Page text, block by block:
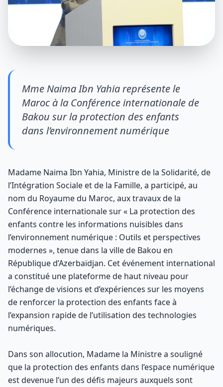
Mme Naima Ibn Yahia représente le
Maroc à la Conférence internationale de
Bakou sur la protection des enfants
dans l’environnement numérique
Madame Naima Ibn Yahia, Ministre de la Solidarité, de
l’Intégration Sociale et de la Famille, a participé, au
nom du Royaume du Maroc, aux travaux de la
Conférence internationale sur « La protection des
enfants contre les informations nuisibles dans
l’environnement numérique : Outils et perspectives
modernes », tenue dans la ville de Bakou en
République d’Azerbaïdjan. Cet événement international
a constitué une plateforme de haut niveau pour
l’échange de visions et d’expériences sur les moyens
de renforcer la protection des enfants face à
l’expansion rapide de l’utilisation des technologies
numériques.
Dans son allocution, Madame la Ministre a souligné
que la protection des enfants dans l’espace numérique
est devenue l’un des défis majeurs auxquels sont